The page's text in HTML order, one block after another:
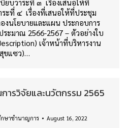
บวาระที่ ๓ เรื่องเสนอให้ที่
ะที่ ๔ เรื่องที่เสนอให้ที่ประชุม
งนโยบายและแผน ประกอบการ
ะมาณ 2566-2567 – ตัวอย่างใบ
เจ้าหน้าที่บริหารงาน
ขแซว)…
ารวิจัยและนวัตกรรม 2565
ษาชำนาญการ August 16, 2022